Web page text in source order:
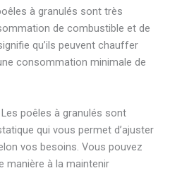
à granulés sont très
de combustible et de
qu’ils peuvent chauffer
consommation minimale de
poêles à granulés sont
qui vous permet d’ajuster
vos besoins. Vous pouvez
manière à la maintenir